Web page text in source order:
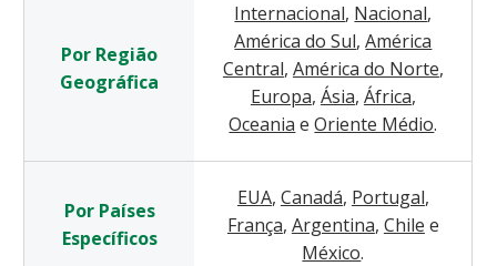
Por Região
Geográfica
Internacional, Nacional,
América do Sul, América
Central, América do Norte,
Europa, Ásia, África,
Oceania e Oriente Médio.
Por Países
Específicos
EUA, Canadá, Portugal,
França, Argentina, Chile e
México.